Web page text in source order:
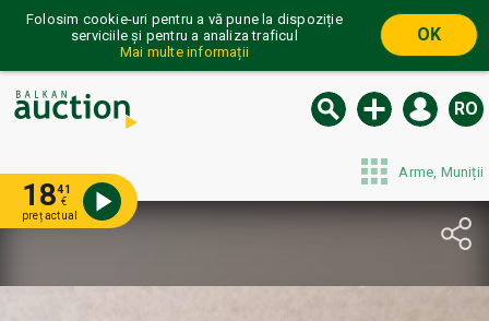
Folosim cookie-uri pentru a vă pune la dispoziție
serviciile și pentru a analiza traficul
Mai multe informații
OK
RO
Arme, Muniții
1841
€
preț actual